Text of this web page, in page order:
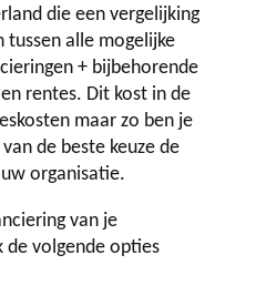
die een vergelijking
tussen alle mogelijke
+ bijbehorende
rentes. Dit kost in de
maar zo ben je
de beste keuze de
organisatie.
van je
de volgende opties